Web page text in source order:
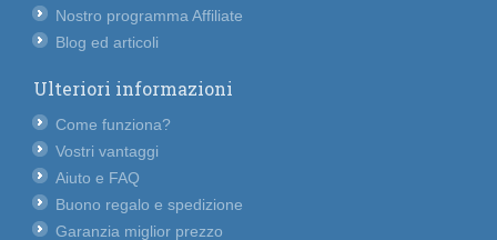
Nostro programma Affiliate
Blog ed articoli
Ulteriori informazioni
Come funziona?
Vostri vantaggi
Aiuto e FAQ
Buono regalo e spedizione
Garanzia miglior prezzo